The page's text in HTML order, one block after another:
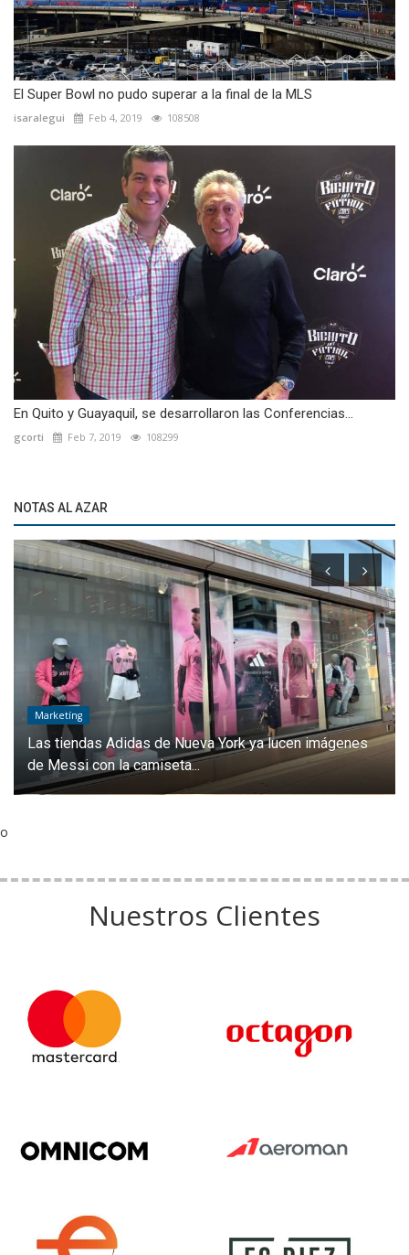
El Super Bowl no pudo superar a la final de la MLS
isaralegui Feb 4, 2019 108508
En Quito y Guayaquil, se desarrollaron las Conferencias...
gcorti Feb 7, 2019 108299
NOTAS AL AZAR
Marketíng
Las tiendas Adidas de Nueva York ya lucen imágenes
de Messi con la camiseta...
o
Nuestros Clientes